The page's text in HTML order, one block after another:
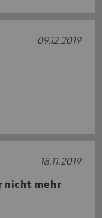
09.12.2019
nicht mehr
18.11.2019